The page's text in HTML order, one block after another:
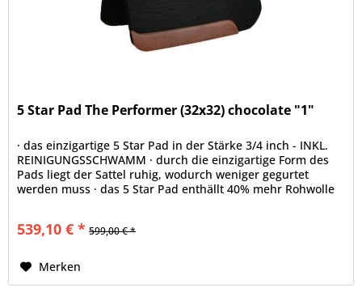
5 Star Pad The Performer (32x32) chocolate "1"
· das einzigartige 5 Star Pad in der Stärke 3/4 inch - INKL.
REINIGUNGSSCHWAMM · durch die einzigartige Form des
Pads liegt der Sattel ruhig, wodurch weniger gegurtet
werden muss · das 5 Star Pad enthällt 40% mehr Rohwolle
539,10 € * 599,00 € *
Merken